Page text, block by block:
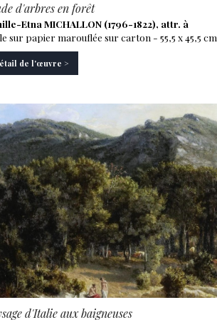
d'arbres en forêt
Etna MICHALLON (1796-1822), attr. à
sur papier marouflée sur carton - 55,5 x 45,5 cm
de l'œuvre >
d'Italie aux baigneuses